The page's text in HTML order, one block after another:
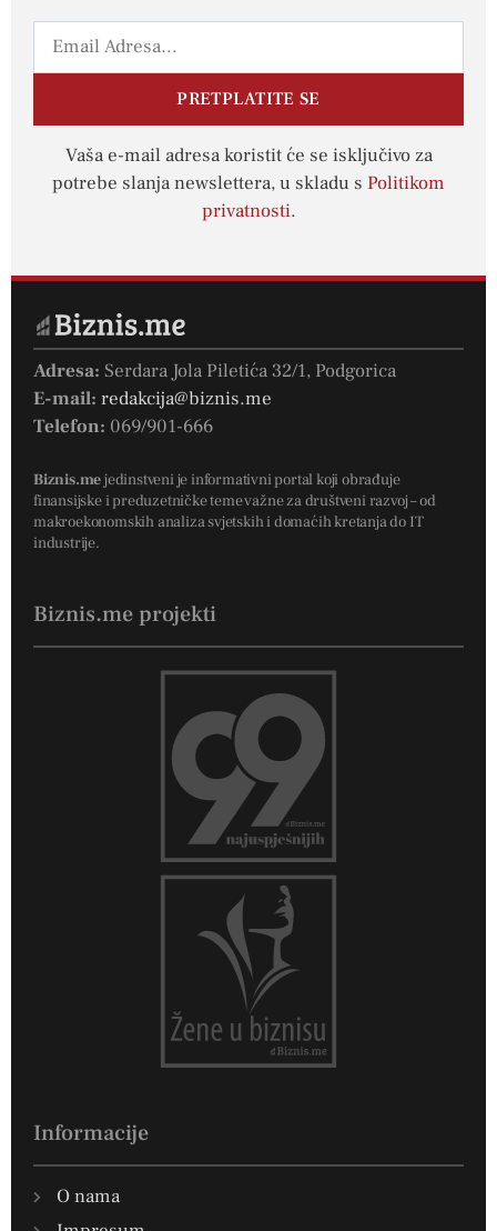
PRETPLATITE SE
Vaša e-mail adresa koristit će se isključivo za
potrebe slanja newslettera, u skladu s Politikom
privatnosti.
Adresa: Serdara Jola Piletića 32/1, Podgorica
E-mail: redakcija@biznis.me
Telefon: 069/901-666
Biznis.mejedinstveni je informativni portal koji obrađuje
finansijske i preduzetničke teme važne za društveni razvoj – od
makroekonomskih analiza svjetskih i domaćih kretanja do IT
industrije.
Biznis.me projekti
Informacije
O nama